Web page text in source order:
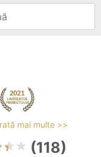
mai multe >>
(118)